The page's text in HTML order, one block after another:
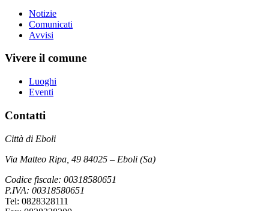
Notizie
Comunicati
Avvisi
Vivere il comune
Luoghi
Eventi
Contatti
Città di Eboli
Via Matteo Ripa, 49 84025 – Eboli (Sa)
Codice fiscale: 00318580651
P.IVA: 00318580651
Tel: 0828328111